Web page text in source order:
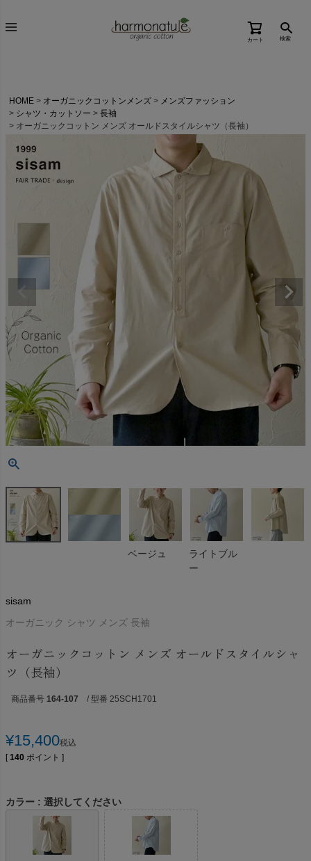
カート 検索
HOME オーガニックコットンメンズ
メンズファッション
シャツ・カットソー
長袖
オーガニックコットン メンズ オールドスタイルシャツ（長袖）
ベージュ
ライトブル
ー
sisam
オーガニック シャツ メンズ 長袖
オーガニックコットン メンズ オールドスタイルシャ
ツ（長袖）
商品番号 164-107 / 型番 25SCH1701
¥15,400税込
[ 140 ポイント ]
カラー 選択してください